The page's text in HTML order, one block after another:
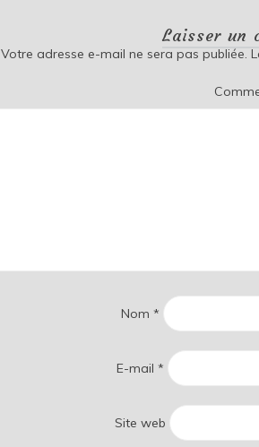
Laisser un
Votre adresse e-mail ne sera pas publiée.
Nom *
E-mail *
Site web